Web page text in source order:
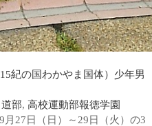
紀の国わかやま国体）少年男
部, 高校運動部報徳学園
27日（日）～29日（火）の3